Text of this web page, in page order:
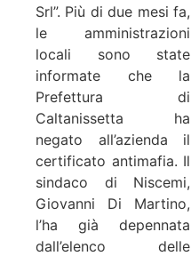
Srl”. Più di due mesi fa,
le amministrazioni
locali sono state
informate che la
Prefettura di
Caltanissetta ha
negato all’azienda il
certificato antimafia. Il
sindaco di Niscemi,
Giovanni Di Martino,
l’ha già depennata
dall’elenco delle